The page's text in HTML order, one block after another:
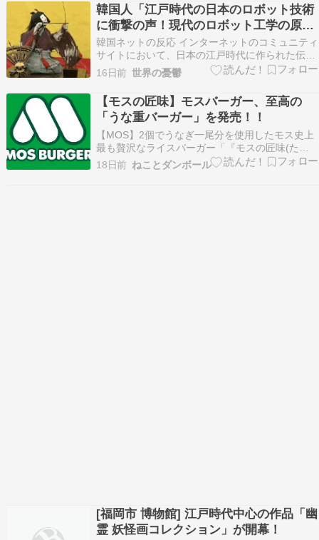
その釜山駅のほど近くに日本総領事館があるのだ
が、近くの大通り…
韓国人「江戸時代の日本のロボット技術
に衝撃の声！現代のロボット工学の原点
とも言える江戸時代のからくり仕掛けが
こちらです‥」
韓国ネットの反応 インターネットのコミュニティ
サイトにおいて、日本の江戸時代に作られた伝統
的な機械人形「からくり」の仕組みや動画が紹介
され、大きな注目を集めている。18世紀から19世
紀にかけて、西洋から伝わったぜんまい時計の技
術を元に、当時の日本の職人たちがリバースエン
ジニアリ…
16日前 世界の憂鬱
【モスの匠味】モスバーガー、至高の
「うな重バーガー」を発売！！
【MOS】2個でうなぎ一尾分を使用したモス史上
最も贅沢なライスバーガー「『モスの匠味(たく
み)』 炭焼き 国産鰻重バーガー＜2個入り＞」6月
26日（金）より予約注文の受付を開始 - PR
18日前 ねことダンボール
[福岡市 博物館] 江戸時代中心の作品「幽
霊 妖怪画コレクション」が開幕！